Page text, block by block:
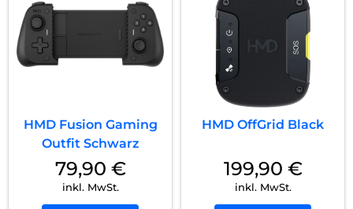
HMD Fusion Gaming
Outfit Schwarz
79,90 €
inkl. MwSt.
HMD OffGrid Black
199,90 €
inkl. MwSt.